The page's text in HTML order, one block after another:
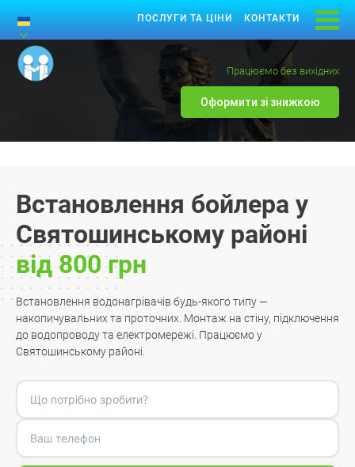
ПОСЛУГИ ТА ЦІНИ КОНТАКТИ
Працюємо без вихідних
Оформити зі знижкою
Встановлення бойлера у
Святошинському районі
від 800 грн
Встановлення водонагрівачів будь-якого типу —
накопичувальних та проточних. Монтаж на стіну, підключення
до водопроводу та електромережі. Працюємо у
Святошинському районі.